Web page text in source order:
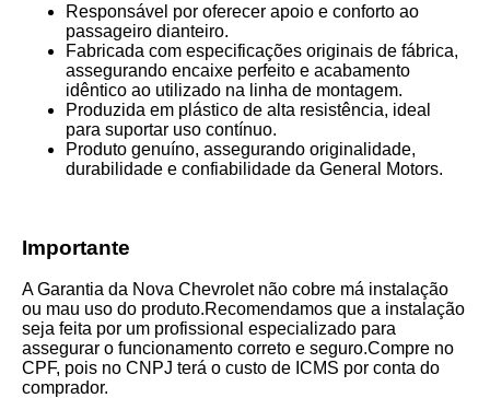
Responsável por oferecer apoio e conforto ao
passageiro dianteiro.
Fabricada com especificações originais de fábrica,
assegurando encaixe perfeito e acabamento
idêntico ao utilizado na linha de montagem.
Produzida em plástico de alta resistência, ideal
para suportar uso contínuo.
Produto genuíno, assegurando originalidade,
durabilidade e confiabilidade da General Motors.
Importante
A Garantia da Nova Chevrolet não cobre má instalação
ou mau uso do produto.Recomendamos que a instalação
seja feita por um profissional especializado para
assegurar o funcionamento correto e seguro.Compre no
CPF, pois no CNPJ terá o custo de ICMS por conta do
comprador.